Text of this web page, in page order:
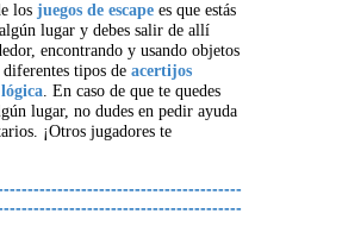
los juegos de escape es que estás
lugar y debes salir de allí
encontrando y usando objetos
tipos de acertijos
lógica. En caso de que te quedes
lugar, no dudes en pedir ayuda
¡Otros jugadores te